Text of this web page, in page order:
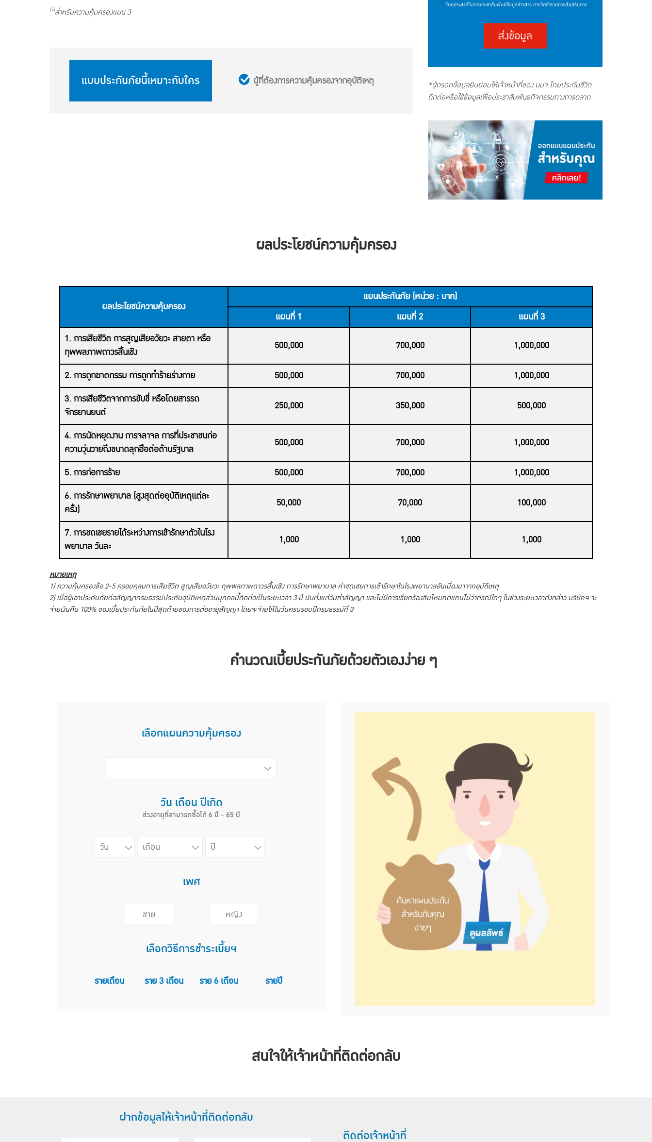
(1)สำหรับความคุ้มครองแผน 3
แบบประกันภัยนี้เหมาะกับใคร ผู้ที่ต้องการความคุ้มครองจากอุบัติเหตุ
วัตถุประสงค์ในการประชาสัมพันธ์ข้อมูลข่าวสาร การจัดทำรายการส่งเสริมการ
บริการ และนำเสนอผลิตภัณฑ์หรือบริการของบริษัทในอนาคตผ่านช่องทาง
ตัวแทนหรือนายหน้าประกันชีวิต พนักงาน ช่องทางโทรศัพท์หรืออิเล็กทรอนิกส์
หรือช่องทางอื่นใด โดยให้ถือว่าการคลิก "ยินยอม" เป็นการแสดงเจตนาให้ความ
ส่งข้อมูล
*ผู้กรอกข้อมูลยินยอมให้เจ้าหน้าที่ของ บมจ.ไทยประกันชีวิต
ติดต่อหรือใช้ข้อมูลเพื่อประชาสัมพันธ์กิจกรรมทางการตลาด
ผลประโยชน์ความคุ้มครอง
ผลประโยชน์ความคุ้มครอง
แผนประกันภัย (หน่วย : บาท)
แผนที่ 1
แผนที่ 2
แผนที่ 3
1. การเสียชีวิต การสูญเสียอวัยวะ สายตา หรือ
ทุพพลภาพถาวรสิ้นเชิง
500,000 700,000 1,000,000
2. การถูกฆาตกรรม การถูกทำร้ายร่างกาย 500,000 700,000
1,000,000
3. การเสียชีวิตจากการขับขี่ หรือโดยสารรถ
จักรยานยนต์
250,000 350,000 500,000
4. การนัดหยุดงาน การจลาจล การที่ประชาชนก่อ
ความวุ่นวายถึงขนาดลุกฮือต่อต้านรัฐบาล
500,000 700,000 1,000,000
5. การก่อการร้าย 500,000 700,000
1,000,000
6. การรักษาพยาบาล (สูงสุดต่ออุบัติเหตุแต่ละ
ครั้ง)
50,000 70,000 100,000
7. การชดเชยรายได้ระหว่างการเข้ารักษาตัวในโรง
พยาบาล วันละ
1,000 1,000 1,000
หมายเหตุ
1) ความคุ้มครองข้อ 2-5 ครอบคุลมการเสียชีวิต สูญเสียอวัยวะ ทุพพลภาพถาวรสิ้นเชิง การรักษาพยาบาล ค่าชดเชยการเข้ารักษาในโรงพยาบาลอันเนื่องมาจากอุบัติเหตุ
2) เมื่อผู้เอาประกันภัยต่อสัญญากรมธรรม์ประกันอุบัติเหตุส่วนบุคคลนี้ติดต่อเป็นระยะเวลา 3 ปี นับตั้งแต่วันทำสัญญา และไม่มีการเรียกร้องสินไหมทดแทนไม่ว่ากรณีใดๆ ในช่วงระยะเวลาดังกล่าว บริษัทฯ จะ
จ่ายเงินคืน 100% ของเบี้ยประกันภัยในปีสุดท้ายของการต่ออายุสัญญา โดยจะจ่ายให้ในวันครบรอบปีกรมธรรม์ที่ 3
คำนวณเบี้ยประกันภัยด้วยตัวเองง่าย ๆ
เลือกแผนความคุ้มครอง
วัน เดือน ปีเกิด
ช่วงอายุที่สามารถซื้อได้ 6 ปี - 65 ปี
เพศ
ชาย หญิง
เลือกวิธีการชำระเบี้ยฯ
รายเดือน ราย 3 เดือน ราย 6 เดือน รายปี
สนใจให้เจ้าหน้าที่ติดต่อกลับ
ฝากข้อมูลให้เจ้าหน้าที่ติดต่อกลับ
ติดต่อเจ้าหน้าที่